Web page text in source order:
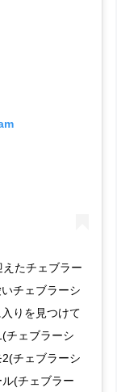
たチェブラー
チェブラーシ
りを見つけて
チェブラーシ
チェブラーシ
(チェブラー